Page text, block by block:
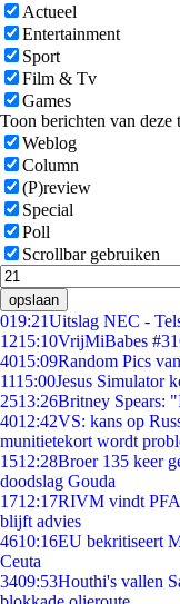
Actueel
Entertainment
Sport
Film & Tv
Games
Toon berichten van deze
Weblog
Column
(P)review
Special
Poll
Scrollbar gebruiken
opslaan
019:21Uitslag NEC -
1215:10VrijMiBabes
4015:09Random Pics
1115:00Jesus Simulator
2513:26Britney Spears:
4012:42VS: kans op
munitietekort wordt
1512:28Broer 135 keer
doodslag Gouda
1712:17RIVM vindt
blijft advies
4610:16EU bekritiseert
Ceuta
3409:53Houthi's vallen